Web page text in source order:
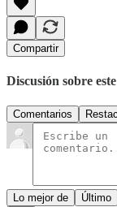
Compartir
Discusión sobre
Comentarios
Lo mejor de Último